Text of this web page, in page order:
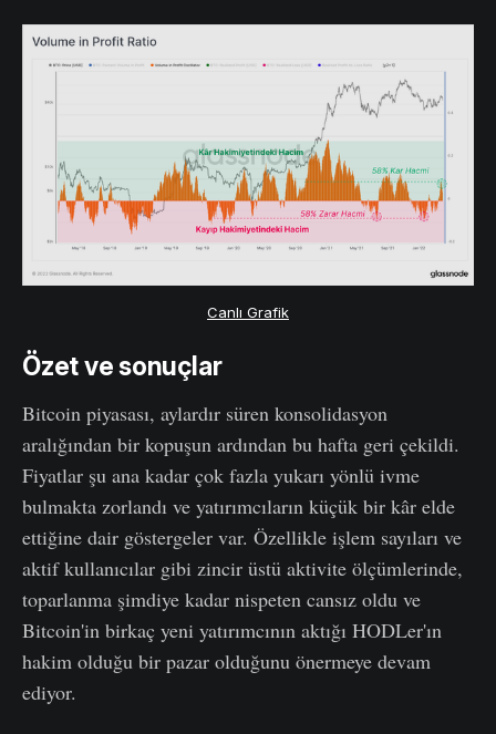
Canlı Grafik
Özet ve sonuçlar
Bitcoin piyasası, aylardır süren konsolidasyon
aralığından bir kopuşun ardından bu hafta geri çekildi.
Fiyatlar şu ana kadar çok fazla yukarı yönlü ivme
bulmakta zorlandı ve yatırımcıların küçük bir kâr elde
ettiğine dair göstergeler var. Özellikle işlem sayıları ve
aktif kullanıcılar gibi zincir üstü aktivite ölçümlerinde,
toparlanma şimdiye kadar nispeten cansız oldu ve
Bitcoin'in birkaç yeni yatırımcının aktığı HODLer'ın
hakim olduğu bir pazar olduğunu önermeye devam
ediyor.